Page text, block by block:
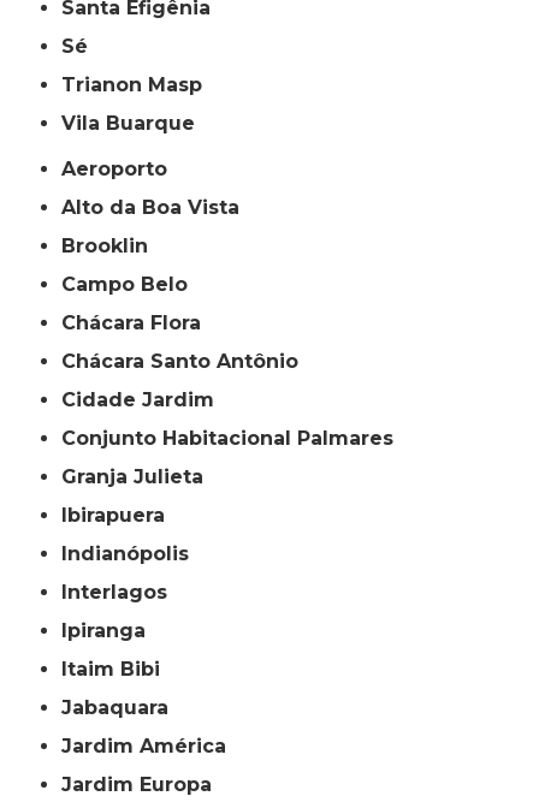
Santa Efigênia
Sé
Trianon Masp
Vila Buarque
Aeroporto
Alto da Boa Vista
Brooklin
Campo Belo
Chácara Flora
Chácara Santo Antônio
Cidade Jardim
Conjunto Habitacional Palmares
Granja Julieta
Ibirapuera
Indianópolis
Interlagos
Ipiranga
Itaim Bibi
Jabaquara
Jardim América
Jardim Europa